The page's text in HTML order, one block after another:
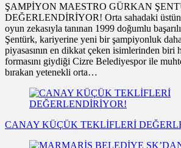
ŞAMPİYON MAESTRO GÜRKAN
DEĞERLENDİRİYOR! Orta sahadaki
oyun zekasıyla tanınan 1999 doğumlu
Şentürk, kariyerine yeni bir şampiyonluk
piyasasının en dikkat çeken isimlerinden biri
formasını giydiği Cizre Belediyespor ile
bırakan yetenekli orta…
CANAY KÜÇÜK TEKLİFLERİ